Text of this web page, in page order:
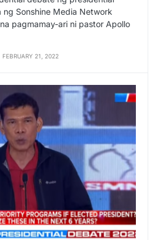
Sonshine Media Network
pagmamay-ari ni pastor Apollo
FEBRUARY 21, 2022